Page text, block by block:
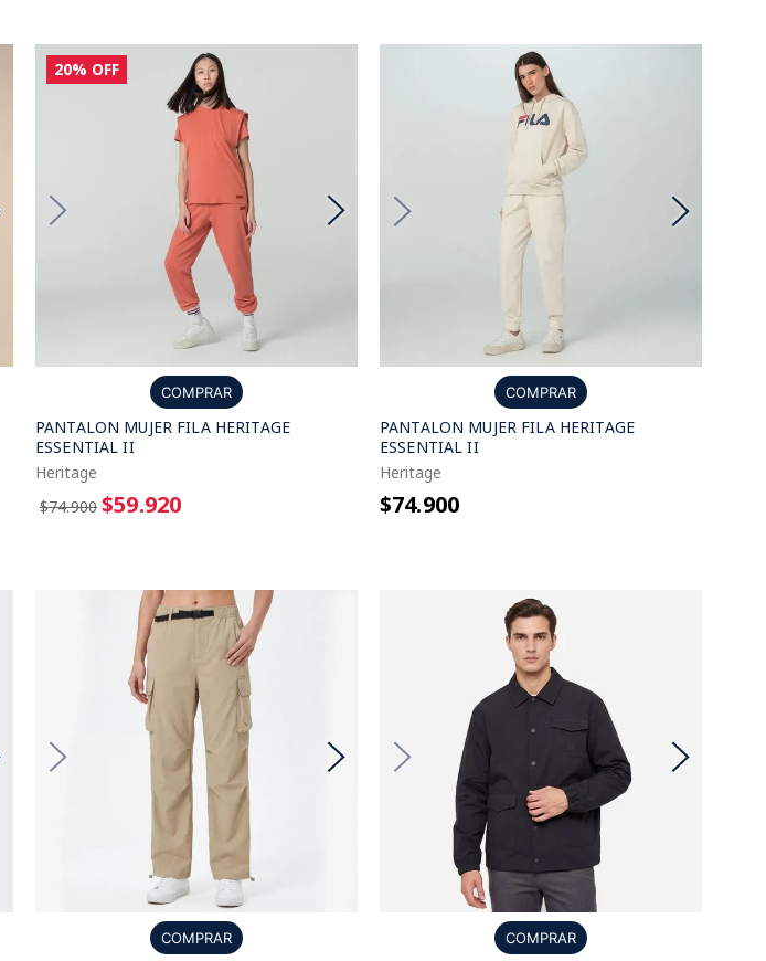
20% OFF
COMPRAR
PANTALON MUJER FILA HERITAGE
ESSENTIAL II
Heritage
$74.900 $59.920
COMPRAR
PANTALON MUJER FILA HERITAGE
ESSENTIAL II
Heritage
$74.900
COMPRAR COMPRAR